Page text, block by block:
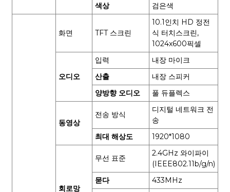
색상
검은색
화면 TFT 스크린
10.1인치 HD 정전
식 터치스크린,
1024x600픽셀
오디오
입력
내장 마이크
산출
내장 스피커
양방향 오디오
풀 듀플렉스
동영상
전송 방식
디지털 네트워크 전
송
최대 해상도
1920*1080
회로망
무선 표준
2.4GHz 와이파이
(IEEE802.11b/g/n)
묻다
433MHz